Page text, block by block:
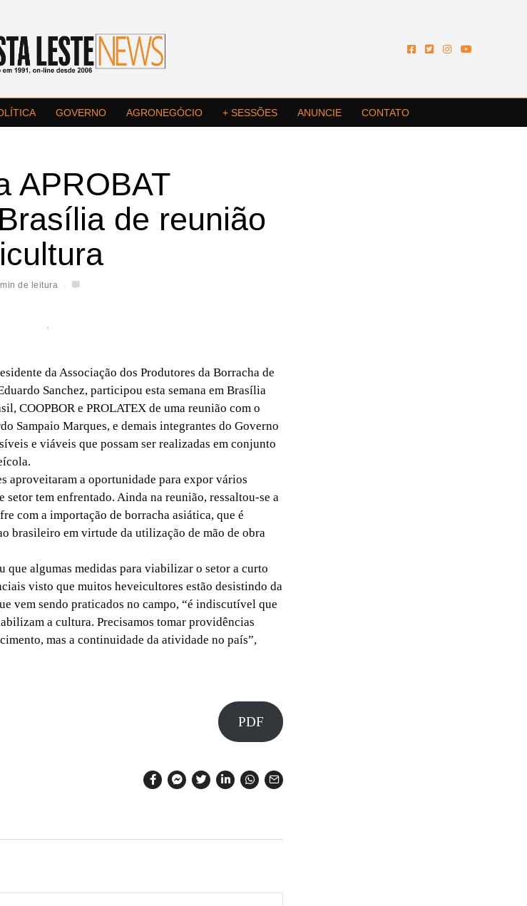
GOVERNO AGRONEGÓCIO + SESSÕES ANUNCIE CONTATO
APROBAT
de reunião
de leitura
da Associação dos Produtores da Borracha de
Sanchez, participou esta semana em Brasília
COOPBOR e PROLATEX de uma reunião com o
Sampaio Marques, e demais integrantes do Governo
e viáveis que possam ser realizadas em conjunto
aproveitaram a oportunidade para expor vários
tem enfrentado. Ainda na reunião, ressaltou-se a
com a importação de borracha asiática, que é
brasileiro em virtude da utilização de mão de obra
algumas medidas para viabilizar o setor a curto
visto que muitos heveicultores estão desistindo da
vem sendo praticados no campo, “é indiscutível que
a cultura. Precisamos tomar providências
mas a continuidade da atividade no país”,
PDF